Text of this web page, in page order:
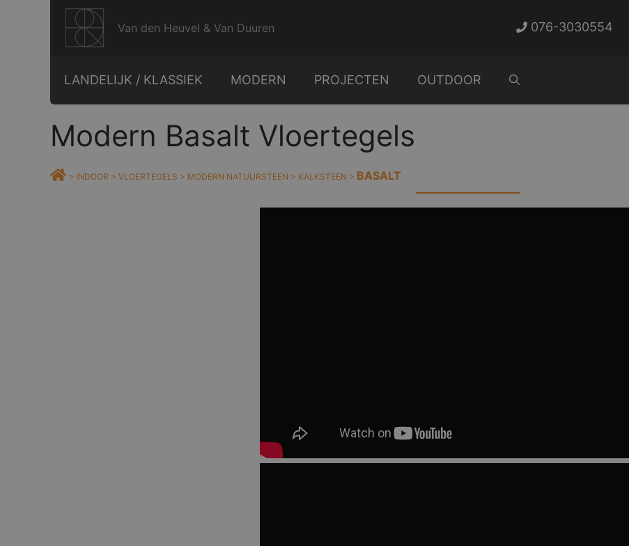
Van den Heuvel & Van Duuren 076-3030554
LANDELIJK / KLASSIEK MODERN PROJECTEN OUTDOOR
Modern Basalt Vloertegels
> INDOOR > VLOERTEGELS > MODERN NATUURSTEEN > KALKSTEEN > BASALT